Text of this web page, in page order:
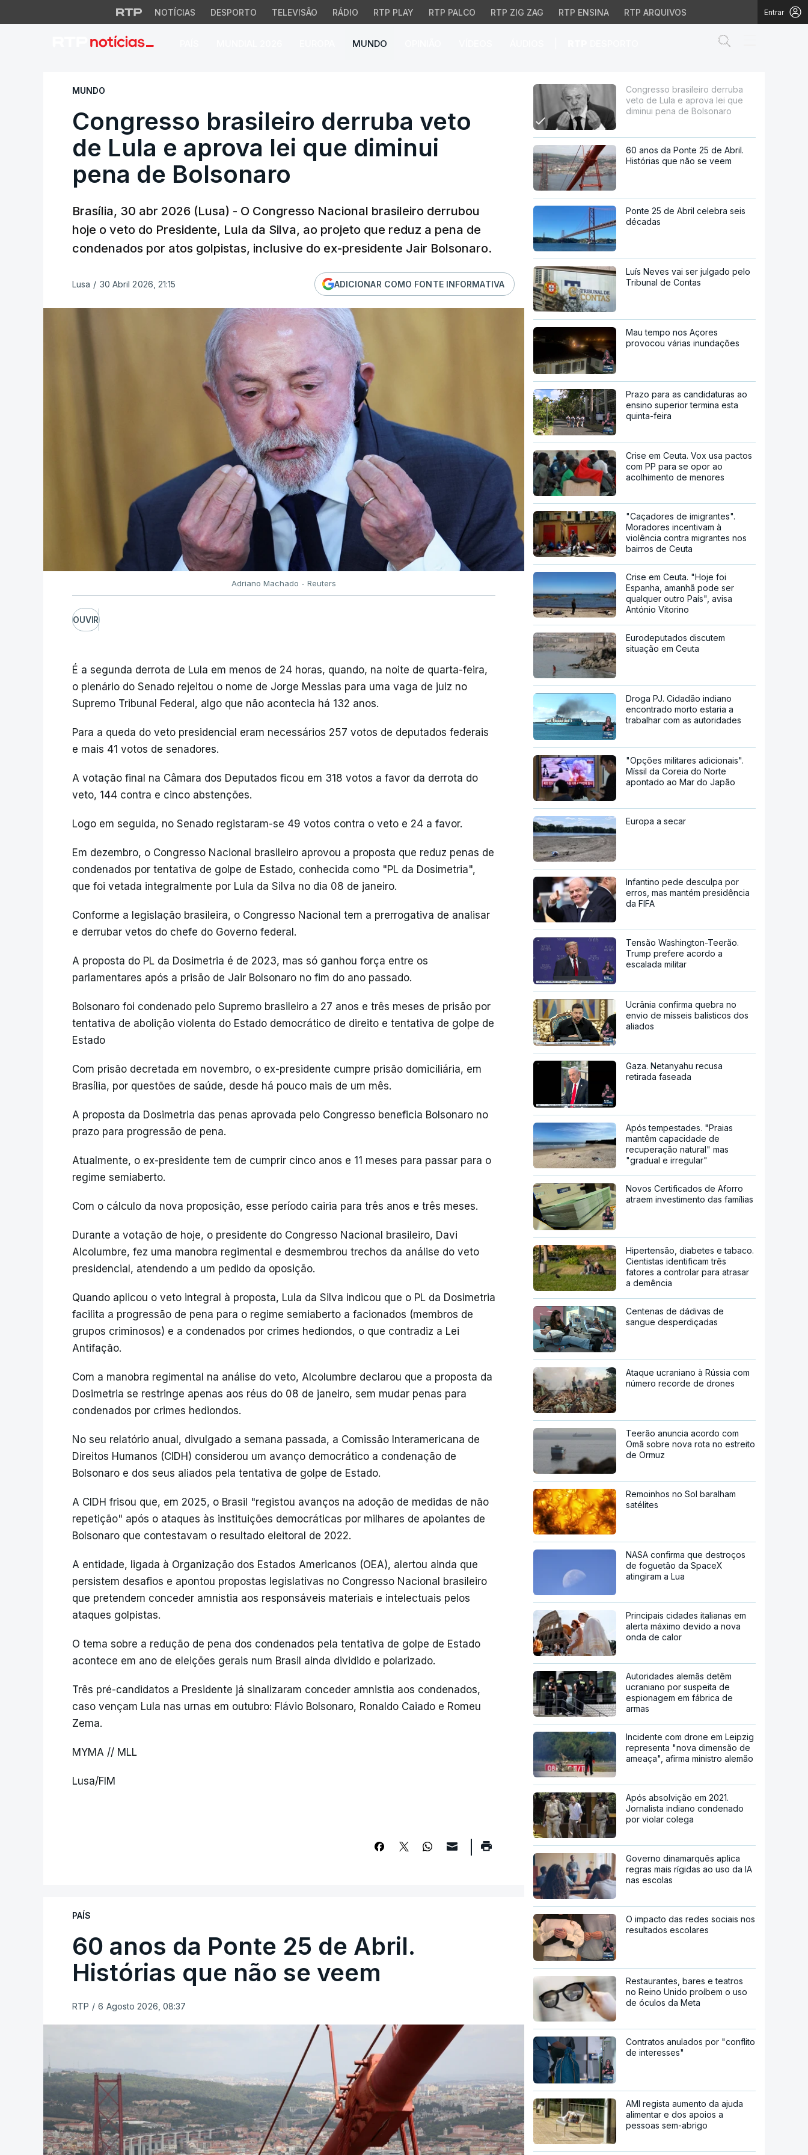
NOTÍCIAS DESPORTO TELEVISÃO RÁDIO RTP PLAY RTP PALCO RTP ZIG ZAG RTP ENSINA RTP ARQUIVOS Entrar
MUNDO
Congresso brasileiro derruba veto de Lula e aprova lei que
MUNDO
Congresso brasileiro derruba veto
de Lula e aprova lei que diminui
pena de Bolsonaro
Brasília, 30 abr 2026 (Lusa) - O Congresso Nacional brasileiro derrubou
hoje o veto do Presidente, Lula da Silva, ao projeto que reduz a pena de
condenados por atos golpistas, inclusive do ex-presidente Jair Bolsonaro.
Lusa / 30 Abril 2026, 21:15 ADICIONAR COMO FONTE INFORMATIVA
Adriano Machado - Reuters
OUVIR
É a segunda derrota de Lula em menos de 24 horas, quando, na noite de quarta-feira,
o plenário do Senado rejeitou o nome de Jorge Messias para uma vaga de juiz no
Supremo Tribunal Federal, algo que não acontecia há 132 anos.
Para a queda do veto presidencial eram necessários 257 votos de deputados federais
e mais 41 votos de senadores.
A votação final na Câmara dos Deputados ficou em 318 votos a favor da derrota do
veto, 144 contra e cinco abstenções.
Logo em seguida, no Senado registaram-se 49 votos contra o veto e 24 a favor.
Em dezembro, o Congresso Nacional brasileiro aprovou a proposta que reduz penas de
condenados por tentativa de golpe de Estado, conhecida como "PL da Dosimetria",
que foi vetada integralmente por Lula da Silva no dia 08 de janeiro.
Conforme a legislação brasileira, o Congresso Nacional tem a prerrogativa de analisar
e derrubar vetos do chefe do Governo federal.
A proposta do PL da Dosimetria é de 2023, mas só ganhou força entre os
parlamentares após a prisão de Jair Bolsonaro no fim do ano passado.
Bolsonaro foi condenado pelo Supremo brasileiro a 27 anos e três meses de prisão por
tentativa de abolição violenta do Estado democrático de direito e tentativa de golpe de
Estado
Com prisão decretada em novembro, o ex-presidente cumpre prisão domiciliária, em
Brasília, por questões de saúde, desde há pouco mais de um mês.
A proposta da Dosimetria das penas aprovada pelo Congresso beneficia Bolsonaro no
prazo para progressão de pena.
Atualmente, o ex-presidente tem de cumprir cinco anos e 11 meses para passar para o
regime semiaberto.
Com o cálculo da nova proposição, esse período cairia para três anos e três meses.
Durante a votação de hoje, o presidente do Congresso Nacional brasileiro, Davi
Alcolumbre, fez uma manobra regimental e desmembrou trechos da análise do veto
presidencial, atendendo a um pedido da oposição.
Quando aplicou o veto integral à proposta, Lula da Silva indicou que o PL da Dosimetria
facilita a progressão de pena para o regime semiaberto a facionados (membros de
grupos criminosos) e a condenados por crimes hediondos, o que contradiz a Lei
Antifação.
Com a manobra regimental na análise do veto, Alcolumbre declarou que a proposta da
Dosimetria se restringe apenas aos réus do 08 de janeiro, sem mudar penas para
condenados por crimes hediondos.
No seu relatório anual, divulgado a semana passada, a Comissão Interamericana de
Direitos Humanos (CIDH) considerou um avanço democrático a condenação de
Bolsonaro e dos seus aliados pela tentativa de golpe de Estado.
A CIDH frisou que, em 2025, o Brasil "registou avanços na adoção de medidas de não
repetição" após o ataques às instituições democráticas por milhares de apoiantes de
Bolsonaro que contestavam o resultado eleitoral de 2022.
A entidade, ligada à Organização dos Estados Americanos (OEA), alertou ainda que
persistem desafios e apontou propostas legislativas no Congresso Nacional brasileiro
que pretendem conceder amnistia aos responsáveis materiais e intelectuais pelos
ataques golpistas.
O tema sobre a redução de pena dos condenados pela tentativa de golpe de Estado
acontece em ano de eleições gerais num Brasil ainda dividido e polarizado.
Três pré-candidatos a Presidente já sinalizaram conceder amnistia aos condenados,
caso vençam Lula nas urnas em outubro: Flávio Bolsonaro, Ronaldo Caiado e Romeu
Zema.
MYMA // MLL
Lusa/FIM
PAÍS
60 anos da Ponte 25 de Abril.
Histórias que não se veem
RTP / 6 Agosto 2026, 08:37
Congresso brasileiro derruba
veto de Lula e aprova lei que
diminui pena de Bolsonaro
60 anos da Ponte 25 de Abril.
Histórias que não se veem
Ponte 25 de Abril celebra seis
décadas
Luís Neves vai ser julgado pelo
Tribunal de Contas
Mau tempo nos Açores
provocou várias inundações
Prazo para as candidaturas ao
ensino superior termina esta
quinta-feira
Crise em Ceuta. Vox usa pactos
com PP para se opor ao
acolhimento de menores
"Caçadores de imigrantes".
Moradores incentivam à
violência contra migrantes nos
bairros de Ceuta
Crise em Ceuta. "Hoje foi
Espanha, amanhã pode ser
qualquer outro País", avisa
António Vitorino
Eurodeputados discutem
situação em Ceuta
Droga PJ. Cidadão indiano
encontrado morto estaria a
trabalhar com as autoridades
"Opções militares adicionais".
Míssil da Coreia do Norte
apontado ao Mar do Japão
Europa a secar
Infantino pede desculpa por
erros, mas mantém presidência
da FIFA
Tensão Washington-Teerão.
Trump prefere acordo a
escalada militar
Ucrânia confirma quebra no
envio de mísseis balísticos dos
aliados
Gaza. Netanyahu recusa
retirada faseada
Após tempestades. "Praias
mantêm capacidade de
recuperação natural" mas
"gradual e irregular"
Novos Certificados de Aforro
atraem investimento das famílias
Hipertensão, diabetes e tabaco.
Cientistas identificam três
fatores a controlar para atrasar
a demência
Centenas de dádivas de
sangue desperdiçadas
Ataque ucraniano à Rússia com
número recorde de drones
Teerão anuncia acordo com
Omã sobre nova rota no estreito
de Ormuz
Remoinhos no Sol baralham
satélites
NASA confirma que destroços
de foguetão da SpaceX
atingiram a Lua
Principais cidades italianas em
alerta máximo devido a nova
onda de calor
Autoridades alemãs detêm
ucraniano por suspeita de
espionagem em fábrica de
armas
Incidente com drone em Leipzig
representa "nova dimensão de
ameaça", afirma ministro alemão
Após absolvição em 2021.
Jornalista indiano condenado
por violar colega
Governo dinamarquês aplica
regras mais rígidas ao uso da IA
nas escolas
O impacto das redes sociais nos
resultados escolares
Restaurantes, bares e teatros
no Reino Unido proíbem o uso
de óculos da Meta
Contratos anulados por "conflito
de interesses"
AMI regista aumento da ajuda
alimentar e dos apoios a
pessoas sem-abrigo